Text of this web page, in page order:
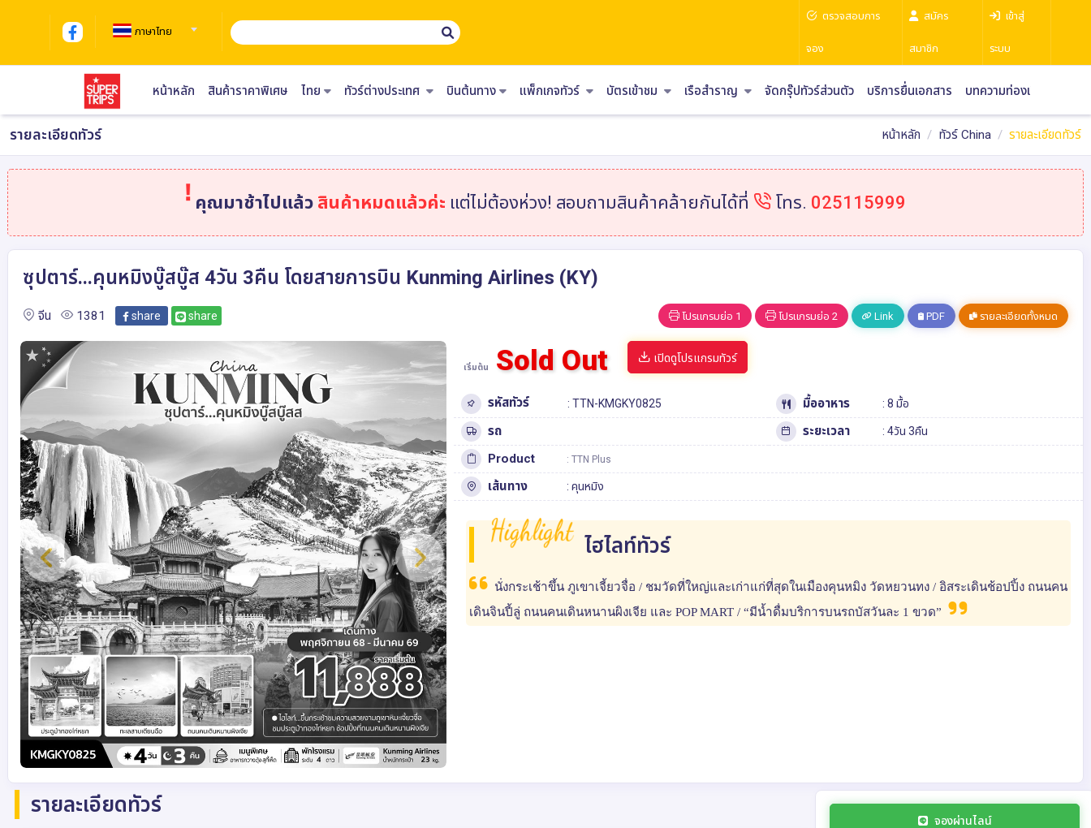
ภาษาไทย
ตรวจสอบการ
จอง
สมัคร
สมาชิก
เข้าสู่
ระบบ
หน้าหลัก สินค้าราคาพิเศษ ไทย ทัวร์ต่างประเทศ บินต้นทาง แพ็กเกจทัวร์ บัตรเข้าชม เรือสำราญ จัดกรุ๊ปทัวร์ส่วนตัว บริการยื่นเอกสาร บทความท่องเที่ยว
รายละเอียดทัวร์ หน้าหลัก ทัวร์ China รายละเอียดทัวร์
คุณมาช้าไปแล้ว สินค้าหมดแล้วค่ะ แต่ไม่ต้องห่วง! สอบถามสินค้าคล้ายกันได้ที่ โทร. 025115999
ซุปตาร์...คุนหมิงบู๊สบู๊ส 4วัน 3คืน โดยสายการบิน Kunming Airlines (KY)
จีน 1381 share share โปรแกรมย่อ 1 โปรแกรมย่อ 2 Link PDF รายละเอียดทั้งหมด
เริ่มต้น Sold Out เปิดดูโปรแกรมทัวร์
รหัสทัวร์ : TTN-KMGKY0825 มื้ออาหาร : 8 มื้อ
รถ ระยะเวลา : 4วัน 3คืน
Product : TTN Plus
เส้นทาง :คุนหมิง
Highlight ไฮไลท์ทัวร์
นั่งกระเช้าขึ้น ภูเขาเจี้ยวจื่อ / ชมวัดที่ใหญ่และเก่าแก่ที่สุดในเมืองคุนหมิง วัดหยวนทง / อิสระเดินช้อปปิ้ง ถนนคน
เดินจินปี้ลู่ ถนนคนเดินหนานผิงเจีย และ POP MART / “มีน้ำดื่มบริการบนรถบัสวันละ 1 ขวด”
รายละเอียดทัวร์
จองผ่านไลน์